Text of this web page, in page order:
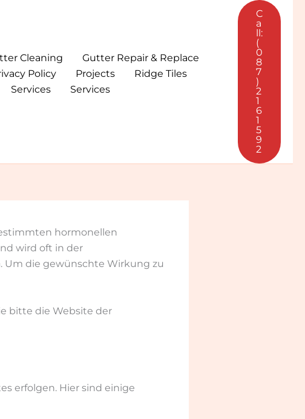
Cleaning
Gutter Repair & Replace
Policy Projects
Ridge Tiles
Services
Services
C
a
ll:
(
0
8
7
)
2
1
6
1
5
9
2
hormonellen
wird oft in der
Um die gewünschte Wirkung zu
bitte die Website der
erfolgen. Hier sind einige